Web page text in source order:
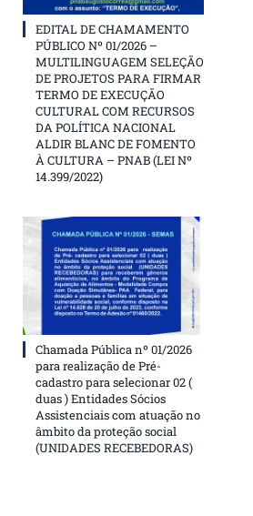
EDITAL DE CHAMAMENTO
PÚBLICO Nº 01/2026 –
MULTILINGUAGEM SELEÇÃO
DE PROJETOS PARA FIRMAR
TERMO DE EXECUÇÃO
CULTURAL COM RECURSOS
DA POLÍTICA NACIONAL
ALDIR BLANC DE FOMENTO
À CULTURA – PNAB (LEI Nº
14.399/2022)
Chamada Pública nº 01/2026
para realização de Pré-
cadastro para selecionar 02 (
duas ) Entidades Sócios
Assistenciais com atuação no
âmbito da proteção social
(UNIDADES RECEBEDORAS)